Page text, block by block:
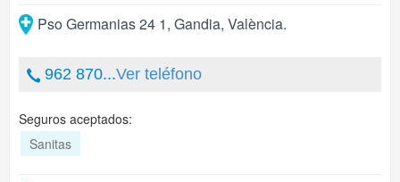
Pso Germanias 24 1, Gandia, València.
962 870...Ver teléfono
Seguros aceptados:
Sanitas